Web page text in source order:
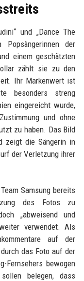
und „Dance The
der
einem geschätzten
zählt sie zu den
Ihr Markenwert ist
besonders streng
eingereicht wurde,
und ohne
zu haben. Das Bild
zeigt die Sängerin in
der Verletzung ihrer
Samsung bereits
des Fotos zu
„abweisend und
verwendet. Als
auf der
das Foto auf der
Fernsehers bewogen
belegen, dass